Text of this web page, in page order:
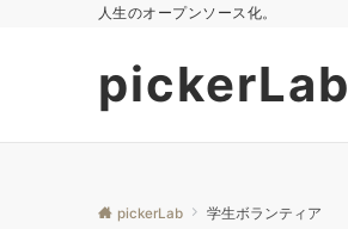
人生のオープンソース化。
pickerLab
pickerLab 学生ボランティア